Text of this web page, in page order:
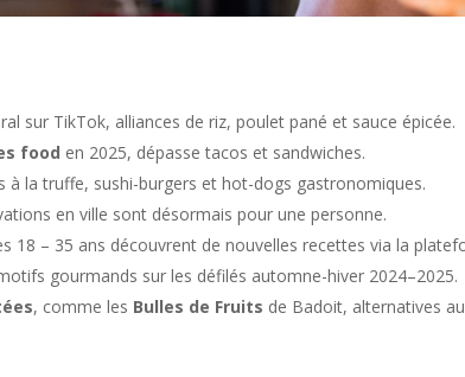
sur TikTok, alliances de riz, poulet pané et sauce épicée.
food en 2025, dépasse tacos et sandwiches.
à la truffe, sushi-burgers et hot-dogs gastronomiques.
en ville sont désormais pour une personne.
18 – 35 ans découvrent de nouvelles recettes via la
gourmands sur les défilés automne-hiver 2024–2025.
, comme les Bulles de Fruits de Badoit, alternatives